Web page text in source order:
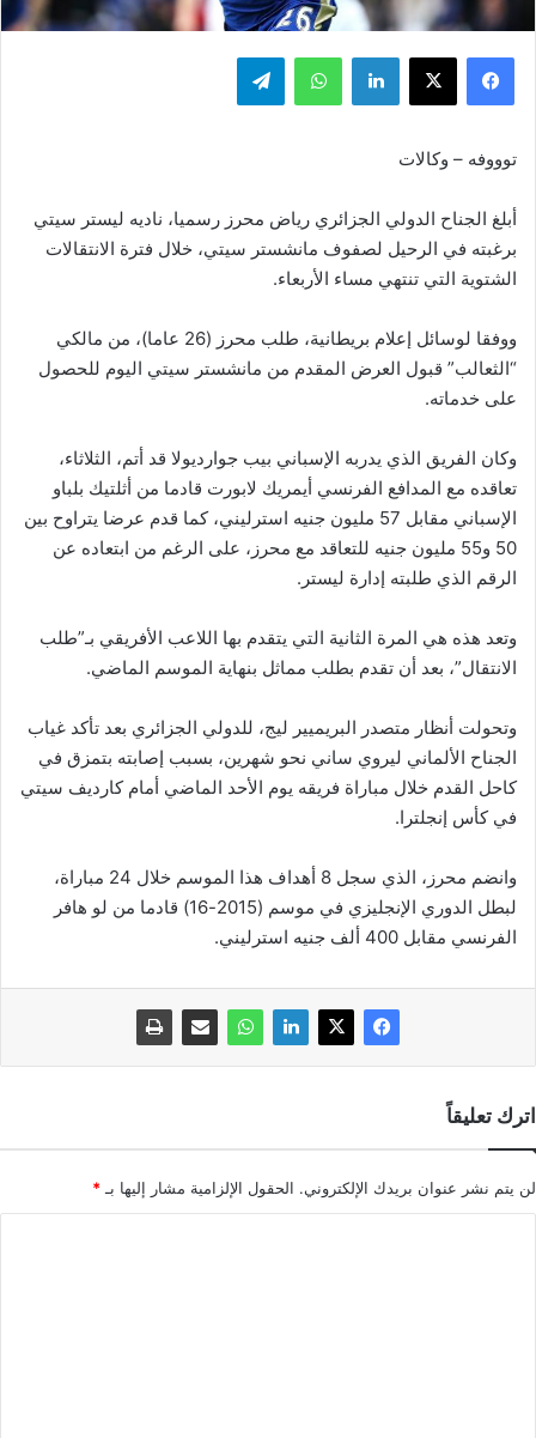
فيسبوك ‫X لينكدإن واتساب تيلقرام
توووفه – وكالات
أبلغ الجناح الدولي الجزائري رياض محرز رسميا، ناديه ليستر سيتي
برغبته في الرحيل لصفوف مانشستر سيتي، خلال فترة الانتقالات
الشتوية التي تنتهي مساء الأربعاء.
ووفقا لوسائل إعلام بريطانية، طلب محرز (26 عاما)، من مالكي
“الثعالب” قبول العرض المقدم من مانشستر سيتي اليوم للحصول
على خدماته.
وكان الفريق الذي يدربه الإسباني بيب جوارديولا قد أتم، الثلاثاء،
تعاقده مع المدافع الفرنسي أيمريك لابورت قادما من أثلتيك بلباو
الإسباني مقابل 57 مليون جنيه استرليني، كما قدم عرضا يتراوح بين
50 و55 مليون جنيه للتعاقد مع محرز، على الرغم من ابتعاده عن
الرقم الذي طلبته إدارة ليستر.
وتعد هذه هي المرة الثانية التي يتقدم بها اللاعب الأفريقي بـ”طلب
الانتقال”، بعد أن تقدم بطلب مماثل بنهاية الموسم الماضي.
وتحولت أنظار متصدر البريميير ليج، للدولي الجزائري بعد تأكد غياب
الجناح الألماني ليروي ساني نحو شهرين، بسبب إصابته بتمزق في
كاحل القدم خلال مباراة فريقه يوم الأحد الماضي أمام كارديف سيتي
في كأس إنجلترا.
وانضم محرز، الذي سجل 8 أهداف هذا الموسم خلال 24 مباراة،
لبطل الدوري الإنجليزي في موسم (2015-16) قادما من لو هافر
الفرنسي مقابل 400 ألف جنيه استرليني.
اترك تعليقاً
لن يتم نشر عنوان بريدك الإلكتروني. الحقول الإلزامية مشار إليها بـ*